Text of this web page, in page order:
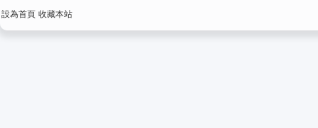
設為首頁 收藏本站